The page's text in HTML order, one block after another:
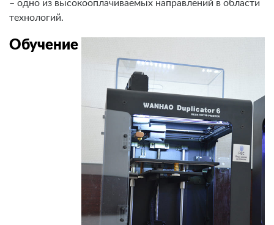
– одно из высокооплачиваемых направлений в области
технологий.
Обучение